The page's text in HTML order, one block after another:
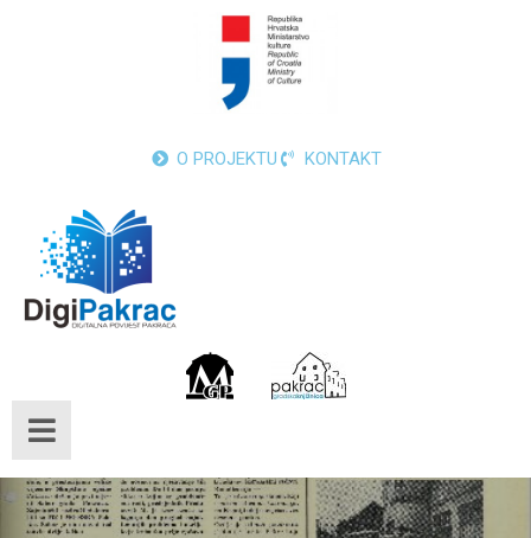
O PROJEKTU KONTAKT